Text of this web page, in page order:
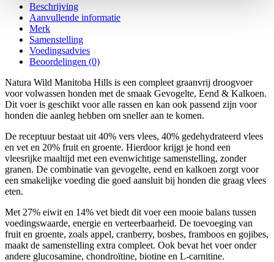
Beschrijving
Aanvullende informatie
Merk
Samenstelling
Voedingsadvies
Beoordelingen (0)
Natura Wild Manitoba Hills is een compleet graanvrij droogvoer
voor volwassen honden met de smaak Gevogelte, Eend & Kalkoen.
Dit voer is geschikt voor alle rassen en kan ook passend zijn voor
honden die aanleg hebben om sneller aan te komen.
De receptuur bestaat uit 40% vers vlees, 40% gedehydrateerd vlees
en vet en 20% fruit en groente. Hierdoor krijgt je hond een
vleesrijke maaltijd met een evenwichtige samenstelling, zonder
granen. De combinatie van gevogelte, eend en kalkoen zorgt voor
een smakelijke voeding die goed aansluit bij honden die graag vlees
eten.
Met 27% eiwit en 14% vet biedt dit voer een mooie balans tussen
voedingswaarde, energie en verteerbaarheid. De toevoeging van
fruit en groente, zoals appel, cranberry, bosbes, framboos en gojibes,
maakt de samenstelling extra compleet. Ook bevat het voer onder
andere glucosamine, chondroïtine, biotine en L-carnitine.